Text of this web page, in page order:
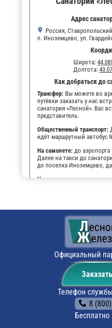
Адрес
Россия,
п. Иноземцево, ул.
Широта:
Долгота:
Как добраться до
Трансфер: Вы можете во
путёвки заказать у нас
санатория «Лесной». Вас
представитель.
Общественный транспорт:
идёт маршрутный автобус
На самолете: до
Далее на такси до
до поселка Иноземцево,
На личном транспорте:до
до ж/д вокзала
далее от ж/д вокзала на
маршрутным автобусом
Иноземцево, далее на
Официальный
Телефон
8